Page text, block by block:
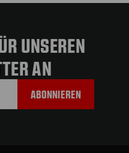
UNSEREN
AN